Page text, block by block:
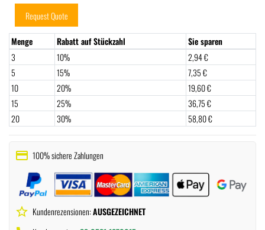
Request Quote
Menge Rabatt auf Stückzahl
Sie sparen
3
10%
2,94 €
5
15%
7,35 €
10
20%
19,60 €
15
25%
36,75 €
20
30% 58,80 €
payment 100% sichere Zahlungen
star_border Kundenrezensionen:AUSGEZEICHNET